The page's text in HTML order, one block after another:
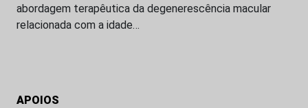
abordagem terapêutica da degenerescência macular
relacionada com a idade…
APOIOS